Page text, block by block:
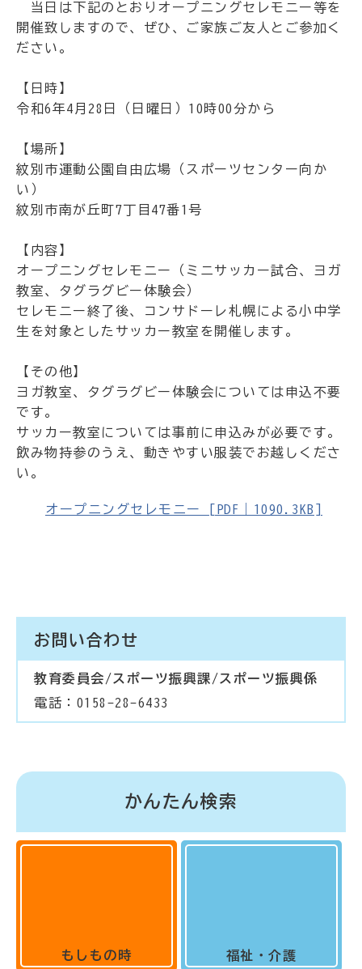
当日は下記のとおりオープニングセレモニー等を
開催致しますので、ぜひ、ご家族ご友人とご参加く
ださい。
【日時】
令和6年4月28日（日曜日）10時00分から
【場所】
紋別市運動公園自由広場（スポーツセンター向か
い）
紋別市南が丘町7丁目47番1号
【内容】
オープニングセレモニー（ミニサッカー試合、ヨガ
教室、タグラグビー体験会）
セレモニー終了後、コンサドーレ札幌による小中学
生を対象としたサッカー教室を開催します。
【その他】
ヨガ教室、タグラグビー体験会については申込不要
です。
サッカー教室については事前に申込みが必要です。
飲み物持参のうえ、動きやすい服装でお越しくださ
い。
オープニングセレモニー [PDF｜1090.3KB]
お問い合わせ
教育委員会/スポーツ振興課/スポーツ振興係
電話：0158-28-6433
かんたん検索
もしもの時 福祉・介護